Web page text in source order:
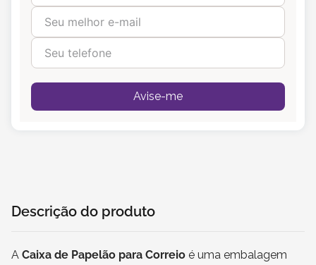
Avise-me
Descrição do produto
A Caixa de Papelão para Correio é uma embalagem